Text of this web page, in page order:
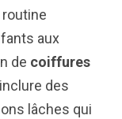
aux
de coiffures
des
lâches qui